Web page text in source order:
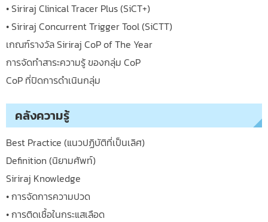
• Siriraj Clinical Tracer Plus (SiCT+)
• Siriraj Concurrent Trigger Tool (SiCTT)
เกณฑ์รางวัล Siriraj CoP of The Year
การจัดทำสาระความรู้ ของกลุ่ม CoP
CoP ที่ปิดการดำเนินกลุ่ม
คลังความรู้
Best Practice (แนวปฏิบัติที่เป็นเลิศ)
Definition (นิยามศัพท์)
Siriraj Knowledge
• การจัดการความปวด
• การติดเชื้อในกระแสเลือด